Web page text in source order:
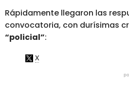
Rápidamente llegaron las
convocatoria, con durísimas
“policial”: